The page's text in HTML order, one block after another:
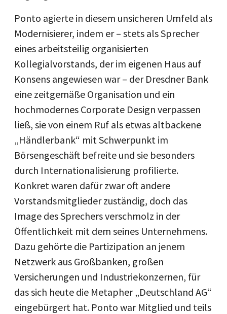
Ponto agierte in diesem unsicheren Umfeld als
Modernisierer, indem er – stets als Sprecher
eines arbeitsteilig organisierten
Kollegialvorstands, der im eigenen Haus auf
Konsens angewiesen war – der Dresdner Bank
eine zeitgemäße Organisation und ein
hochmodernes Corporate Design verpassen
ließ, sie von einem Ruf als etwas altbackene
„Händlerbank“ mit Schwerpunkt im
Börsengeschäft befreite und sie besonders
durch Internationalisierung profilierte.
Konkret waren dafür zwar oft andere
Vorstandsmitglieder zuständig, doch das
Image des Sprechers verschmolz in der
Öffentlichkeit mit dem seines Unternehmens.
Dazu gehörte die Partizipation an jenem
Netzwerk aus Großbanken, großen
Versicherungen und Industriekonzernen, für
das sich heute die Metapher „Deutschland AG“
eingebürgert hat. Ponto war Mitglied und teils